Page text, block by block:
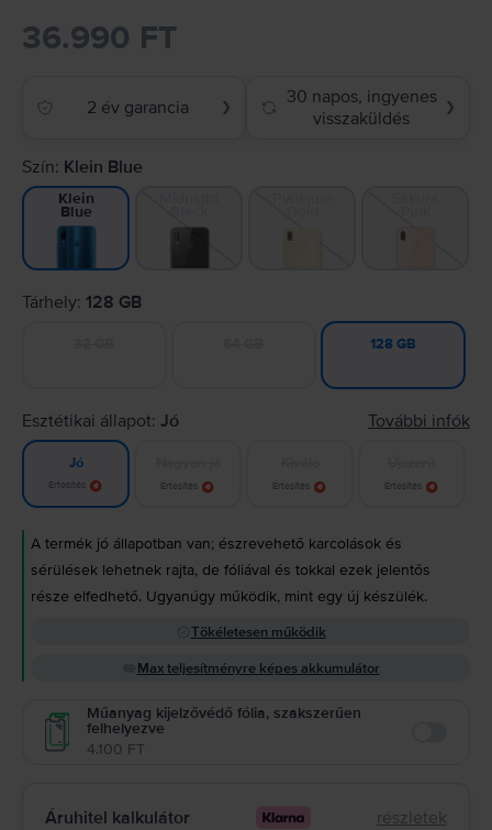
36.990 FT
2 év garancia ❯
30 napos, ingyenes
visszaküldés
❯
Szín: Klein Blue
Klein
Blue
Tárhely: 128 GB
128 GB
Esztétikai állapot: Jó További infók
Jó
Értesítés Értesítés Értesítés Értesítés
A termék jó állapotban van; észrevehető karcolások és
sérülések lehetnek rajta, de fóliával és tokkal ezek jelentős
része elfedhető. Ugyanúgy működik, mint egy új készülék.
Tökéletesen működik
Max teljesítményre képes akkumulátor
Műanyag kijelzővédő fólia, szakszerűen
felhelyezve
4.100 FT
Áruhitel kalkulátor részletek